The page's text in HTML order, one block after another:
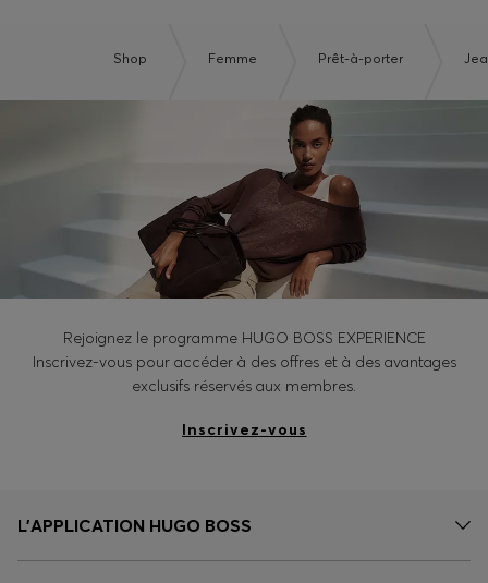
Shop Femme Prêt-à-porter
Rejoignez le programme HUGO BOSS EXPERIENCE
Inscrivez-vous pour accéder à des offres et à des avantages
exclusifs réservés aux membres.
Inscrivez-vous
L’APPLICATION HUGO BOSS